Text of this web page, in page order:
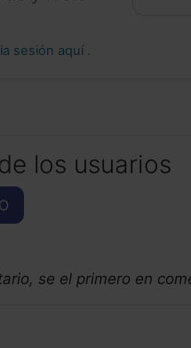
sesión aquí .
los usuarios
se el primero en